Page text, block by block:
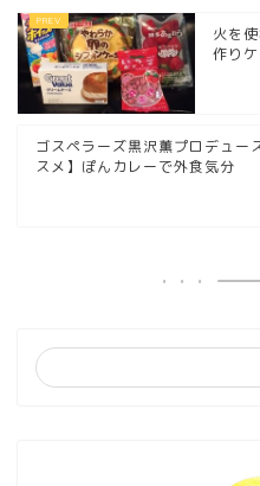
火を
作り
ゴスペラーズ黒沢薫プロデュー
スメ】ぽんカレーで外食気分